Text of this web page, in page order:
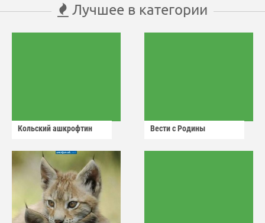
Лучшее в категории
Кольский ашкрофтин Вести с Родины